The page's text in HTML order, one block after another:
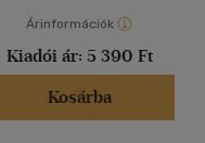
Árinformációk
Kiadói ár: 5 390 Ft
Kosárba